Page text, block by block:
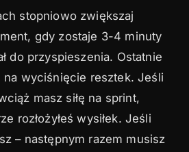
stopniowo zwiększaj
gdy zostaje 3-4 minuty
do przyspieszenia. Ostatnie
na wyciśnięcie resztek. Jeśli
masz siłę na sprint,
rozłożyłeś wysiłek. Jeśli
– następnym razem musisz